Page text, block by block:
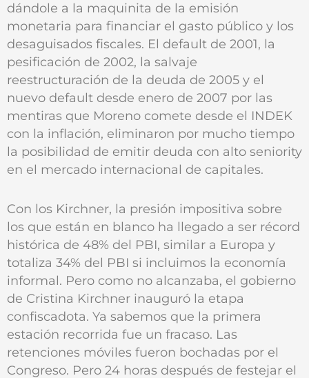
dándole a la maquinita de la emisión
monetaria para financiar el gasto público y los
desaguisados fiscales. El default de 2001, la
pesificación de 2002, la salvaje
reestructuración de la deuda de 2005 y el
nuevo default desde enero de 2007 por las
mentiras que Moreno comete desde el INDEK
con la inflación, eliminaron por mucho tiempo
la posibilidad de emitir deuda con alto seniority
en el mercado internacional de capitales.
Con los Kirchner, la presión impositiva sobre
los que están en blanco ha llegado a ser récord
histórica de 48% del PBI, similar a Europa y
totaliza 34% del PBI si incluimos la economía
informal. Pero como no alcanzaba, el gobierno
de Cristina Kirchner inauguró la etapa
confiscadota. Ya sabemos que la primera
estación recorrida fue un fracaso. Las
retenciones móviles fueron bochadas por el
Congreso. Pero 24 horas después de festejar el